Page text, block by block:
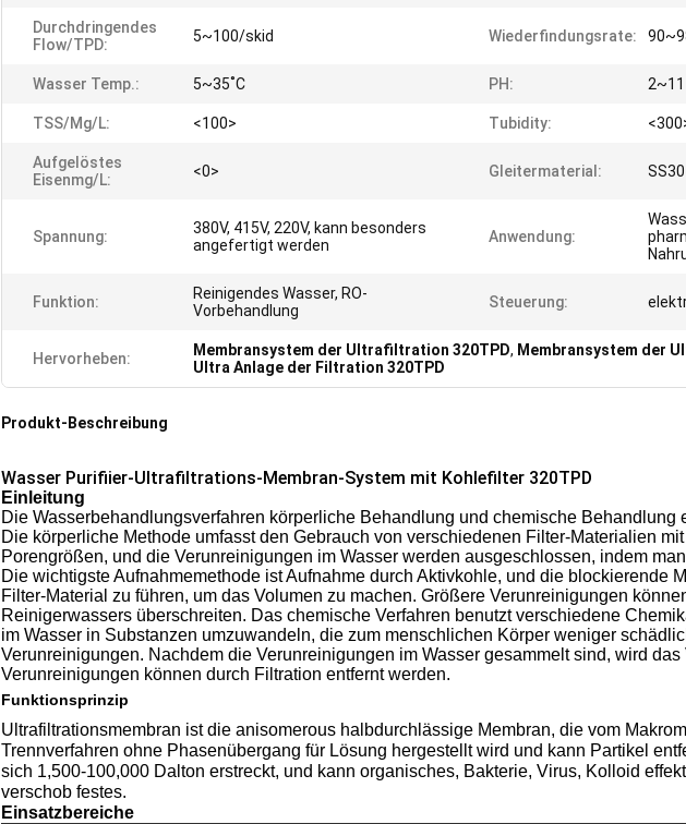
Durchdringendes
Flow/TPD:
5~100/skid Wiederfindungsrate:
Wasser Temp.: 5~35˚C PH: 2~11
TSS/mg/L: <100> Tubidity:
Aufgelöstes
Eisenmg/l:
<0> Gleitermaterial:
Spannung:
380V, 415V, 220V, kann besonders
angefertigt werden
Anwendung:
Funktion:
Reinigendes Wasser, RO-
Vorbehandlung
Steuerung:
Hervorheben: Membransystem der Ultrafiltration 320TPD, Membransystem der
Ultra Anlage der Filtration 320TPD
Produkt-Beschreibung
Wasser Purifiier-Ultrafiltrations-Membran-System mit Kohlefilter 320TPD
Einleitung
Die Wasserbehandlungsverfahren körperliche Behandlung und chemische Behandlung
Die körperliche Methode umfasst den Gebrauch von verschiedenen Filter-Materialien
Porengrößen, und die Verunreinigungen im Wasser werden ausgeschlossen, indem
Die wichtigste Aufnahmemethode ist Aufnahme durch Aktivkohle, und die blockierende
Filter-Material zu führen, um das Volumen zu machen. Größere Verunreinigungen
Reinigerwassers überschreiten. Das chemische Verfahren benutzt verschiedene
im Wasser in Substanzen umzuwandeln, die zum menschlichen Körper weniger
Verunreinigungen. Nachdem die Verunreinigungen im Wasser gesammelt sind, wird
Verunreinigungen können durch Filtration entfernt werden.
Funktionsprinzip
Ultrafiltrationsmembran ist die anisomerous halbdurchlässige Membran, die vom
Trennverfahren ohne Phasenübergang für Lösung hergestellt wird und kann Partikel
sich 1,500-100,000 Dalton erstreckt, und kann organisches, Bakterie, Virus, Kolloid
verschob festes.
Einsatzbereiche